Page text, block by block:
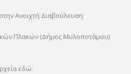
Ανοιχτή Διαβούλευση
Πλακών (Δήμος Μυλοποτάμου)
εδώ: